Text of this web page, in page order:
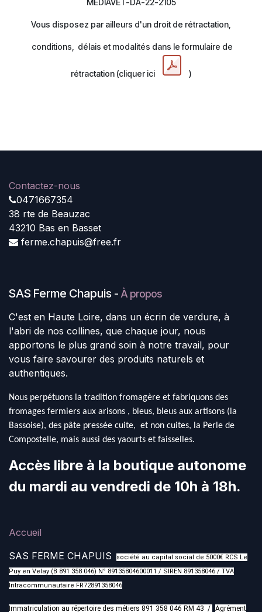
Vous disposez par ailleurs d'un droit de rétractation,
conditions, délais et modalités dans le formulaire de
rétractation (cliquer ici )
Contactez-nous
0471667354
38 rte de Beauzac
43210 Bas en Basset
ferme.chapuis@free.fr
SAS Ferme Chapuis - À propos
C'est en Haute Loire, dans un écrin de verdure, à
l'abri de nos collines, que chaque jour, nous
apportons le plus grand soin à notre travail, pour
vous faire savourer des produits naturels et
authentiques.
Nous perpétuons la tradition fromagère et fabriquons des
fromages fermiers aux arisons , bleus, bleus aux artisons (la
Bassoise), des pâte pressée cuite, et non cuites, la Perle de
Compostelle, mais aussi des yaourts et faisselles.
Accès libre à la boutique autonome
du mardi au vendredi de 10h à 18h.
Accueil
SAS FERME CHAPUIS
société au capital social de 5000€ RCS Le
Puy en Velay (B 891 358 046) N° 89135804600011 / SIREN 891358046 / TVA
Intracommunautaire FR72891358046
Immatriculation au répertoire des métiers 891 358 046 RM 43 / Agrément